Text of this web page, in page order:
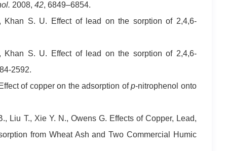
2008, 42, 6849–6854.
S. U. Effect of lead on the sorption of 2,4,6-
S. U. Effect of lead on the sorption of 2,4,6-
2592.
of copper on the adsorption ofp-nitrophenol onto
Liu T., Xie Y. N., Owens G. Effects of Copper, Lead,
from Wheat Ash and Two Commercial Humic